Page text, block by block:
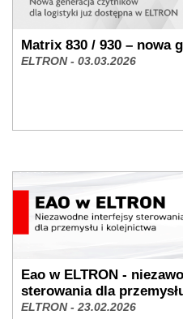
Matrix 830 / 930 – nowa
ELTRON - 03.03.2026
Eao w ELTRON -
sterowania dla
ELTRON - 23.02.2026